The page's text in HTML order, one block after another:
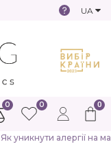
UA
0
0 0
Як уникнути алергії на